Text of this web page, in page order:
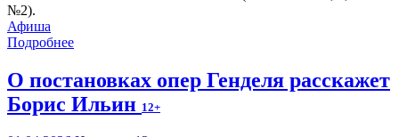
№2).
Афиша
Подробнее
О постановках опер Генделя расскажет
Борис Ильин 12+